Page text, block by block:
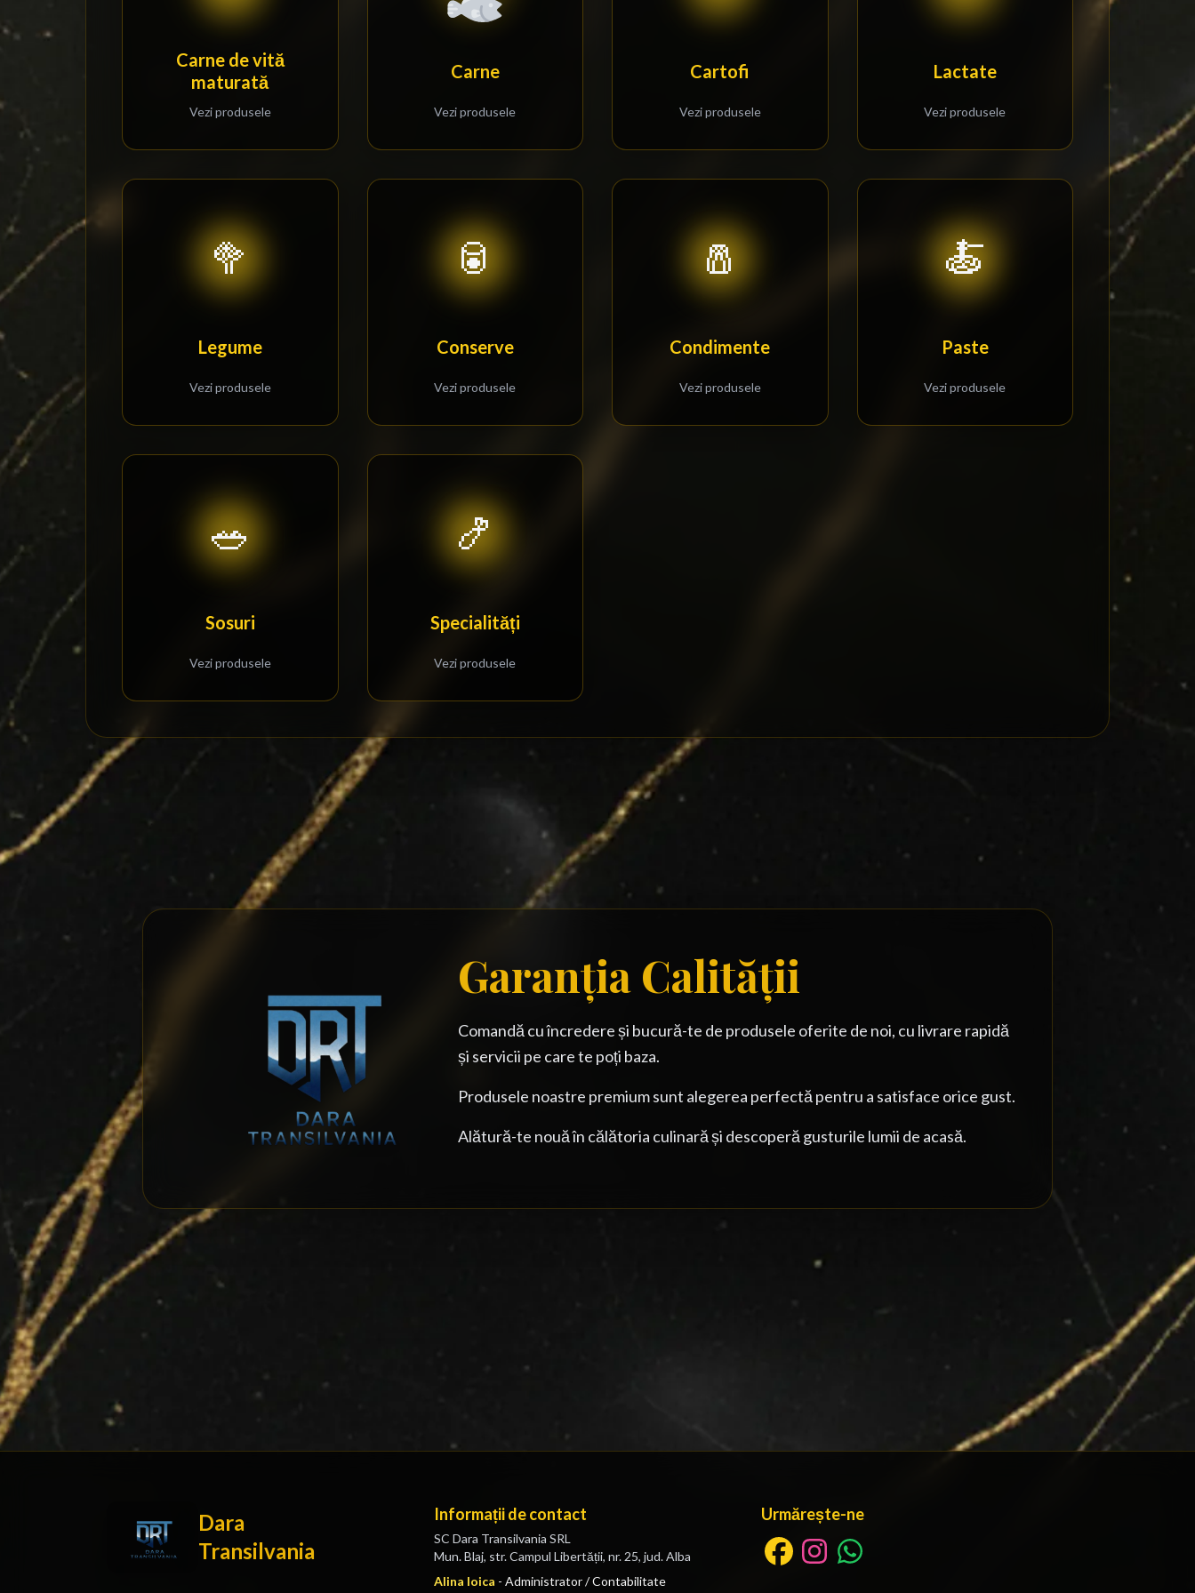
Carne de vită
maturată
Vezi produsele
Carne
Vezi produsele
Cartofi
Vezi produsele
Lactate
Vezi produsele
🥦
Legume
Vezi produsele
🥫
Conserve
Vezi produsele
🧂
Condimente
Vezi produsele
🍝
Paste
Vezi produsele
🥗
Sosuri
Vezi produsele
🍤
Specialități
Vezi produsele
Garanția Calității
Comandă cu încredere și bucură-te de produsele oferite de noi, cu livrare rapidă
și servicii pe care te poți baza.
Produsele noastre premium sunt alegerea perfectă pentru a satisface orice gust.
Alătură-te nouă în călătoria culinară și descoperă gusturile lumii de acasă.
Dara
Transilvania
Informații de contact
SC Dara Transilvania SRL
Mun. Blaj, str. Campul Libertății, nr. 25, jud. Alba
Alina Ioica - Administrator / Contabilitate
Urmărește-ne